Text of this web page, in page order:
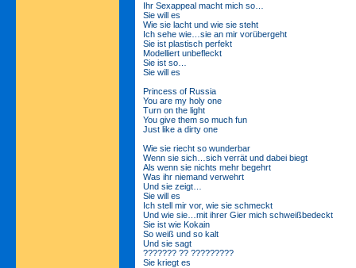
Ihr Sexappeal macht mich so…
Sie will es
Wie sie lacht und wie sie steht
Ich sehe wie…sie an mir vorübergeht
Sie ist plastisch perfekt
Modelliert unbefleckt
Sie ist so…
Sie will es
Princess of Russia
You are my holy one
Turn on the light
You give them so much fun
Just like a dirty one
Wie sie riecht so wunderbar
Wenn sie sich…sich verrät und dabei biegt
Als wenn sie nichts mehr begehrt
Was ihr niemand verwehrt
Und sie zeigt…
Sie will es
Ich stell mir vor, wie sie schmeckt
Und wie sie…mit ihrer Gier mich schweißbedeckt
Sie ist wie Kokain
So weiß und so kalt
Und sie sagt
??????? ?? ?????????
Sie kriegt es